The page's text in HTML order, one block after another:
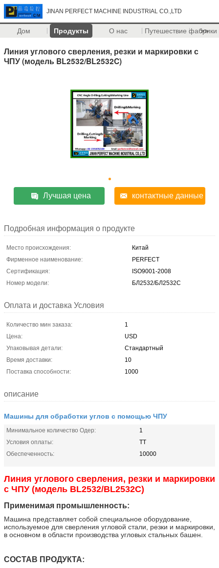
JINAN PERFECT MACHINE INDUSTRIAL CO.,LTD
Дом Продукты О нас Путешествие фабрики
>>
Линия углового сверления, резки и маркировки с
ЧПУ (модель BL2532/BL2532C)
Лучшая цена контактные данные
Подробная информация о продукте
Место происхождения:
Китай
Фирменное наименование:
PERFECT
Сертификация:
ISO9001-2008
Номер модели:
БЛ2532/БЛ2532С
Оплата и доставка Условия
Количество мин заказа:
1
Цена:
USD
Упаковывая детали:
Стандартный
Время доставки:
10
Поставка способности:
1000
описание
Машины для обработки углов с помощью ЧПУ
Минимальное количество Одер:
1
Условия оплаты:
ТТ
Обеспеченность:
10000
Линия углового сверления, резки и маркировки
с ЧПУ (модель BL2532/BL2532C)
Применимая промышленность:
Машина представляет собой специальное оборудование,
используемое для сверления угловой стали, резки и маркировки,
в основном в области производства угловых стальных башен.
СОСТАВ ПРОДУКТА: